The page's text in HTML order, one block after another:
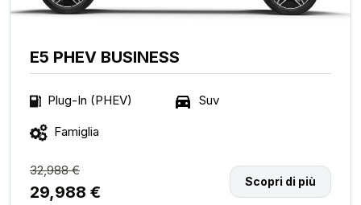
E5 PHEV BUSINESS
Plug-In (PHEV) Suv
Famiglia
32,988 €
29,988 €
Scopri di più